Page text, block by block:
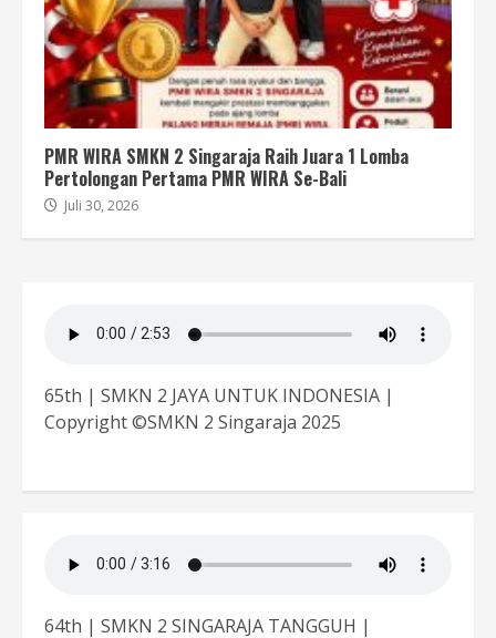
PMR WIRA SMKN 2 Singaraja Raih Juara 1 Lomba
Pertolongan Pertama PMR WIRA Se-Bali
Juli 30, 2026
65th | SMKN 2 JAYA UNTUK INDONESIA |
Copyright ©SMKN 2 Singaraja 2025
64th | SMKN 2 SINGARAJA TANGGUH |